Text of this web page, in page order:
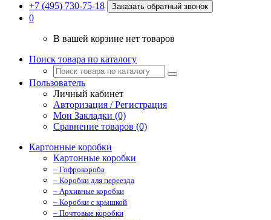
+7 (495) 730-75-18 Заказать обратный звонок
0
В вашей корзине нет товаров
Поиск товара по каталогу
Пользователь
Личный кабинет
Авторизация / Регистрация
Мои Закладки (0)
Сравнение товаров (0)
Картонные коробки
Картонные коробки
– Гофрокороба
– Коробки для переезда
– Архивные коробки
– Коробки с крышкой
– Почтовые коробки